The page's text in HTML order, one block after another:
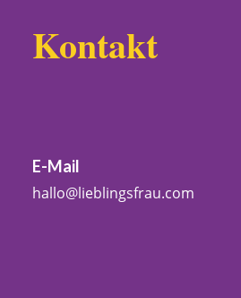
Kontakt
E-Mail
hallo@lieblingsfrau.com